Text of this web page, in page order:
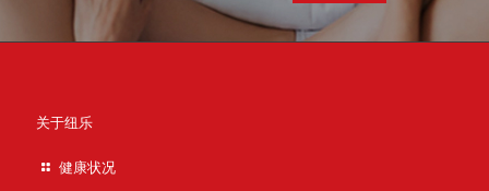
关于纽乐
健康状况